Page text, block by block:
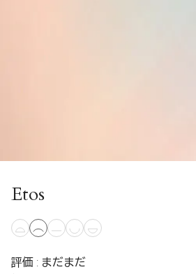
Etos
評価 : まだまだ